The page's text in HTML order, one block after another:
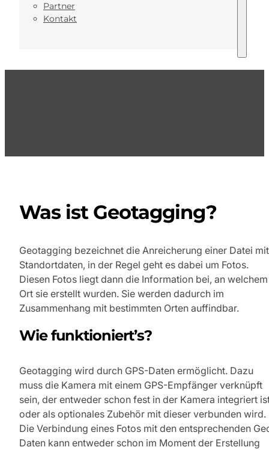
Partner
Kontakt
Was ist Geotagging?
Geotagging bezeichnet die Anreicherung einer Datei mit
Standortdaten, in der Regel geht es dabei um Fotos.
Diesen Fotos liegt dann die Information bei, an welchem
Ort sie erstellt wurden. Sie werden dadurch im
Zusammenhang mit bestimmten Orten auffindbar.
Wie funktioniert’s?
Geotagging wird durch GPS-Daten ermöglicht. Dazu
muss die Kamera mit einem GPS-Empfänger verknüpft
sein, der entweder schon fest in der Kamera integriert
oder als optionales Zubehör mit dieser verbunden wird.
Die Verbindung eines Fotos mit den entsprechenden
Daten kann entweder schon im Moment der Erstellung